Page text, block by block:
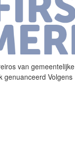
van gemeentelijke
genuanceerd Volgens